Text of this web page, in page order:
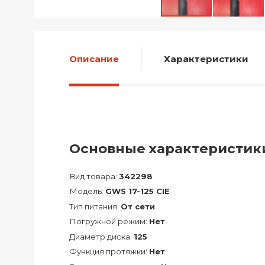
Описание Характеристики
Основные
Вид товара: 342298
Модель: GWS 17-125 CIE
Тип питания: От сети
Погружной режим: Нет
Диаметр диска: 125
Функция протяжки: Нет